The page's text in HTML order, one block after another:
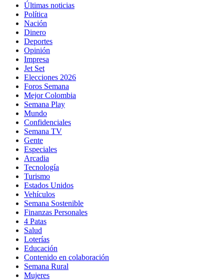
Últimas noticias
Política
Nación
Dinero
Deportes
Opinión
Impresa
Jet Set
Elecciones 2026
Foros Semana
Mejor Colombia
Semana Play
Mundo
Confidenciales
Semana TV
Gente
Especiales
Arcadia
Tecnología
Turismo
Estados Unidos
Vehículos
Semana Sostenible
Finanzas Personales
4 Patas
Salud
Loterías
Educación
Contenido en colaboración
Semana Rural
Mujeres